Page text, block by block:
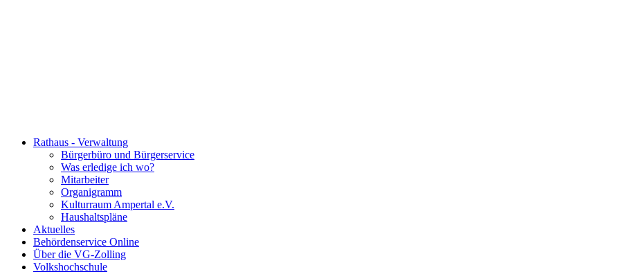
Rathaus - Verwaltung
Bürgerbüro und Bürgerservice
Was erledige ich wo?
Mitarbeiter
Organigramm
Kulturraum Ampertal e.V.
Haushaltspläne
Aktuelles
Behördenservice Online
Über die VG-Zolling
Volkshochschule